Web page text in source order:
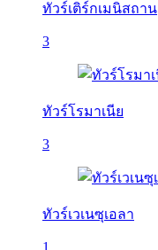
ทัวร์เติร์กเมนิสถาน
3
ทัวร์โรมาเนีย
3
ทัวร์เวเนซุเอลา
1